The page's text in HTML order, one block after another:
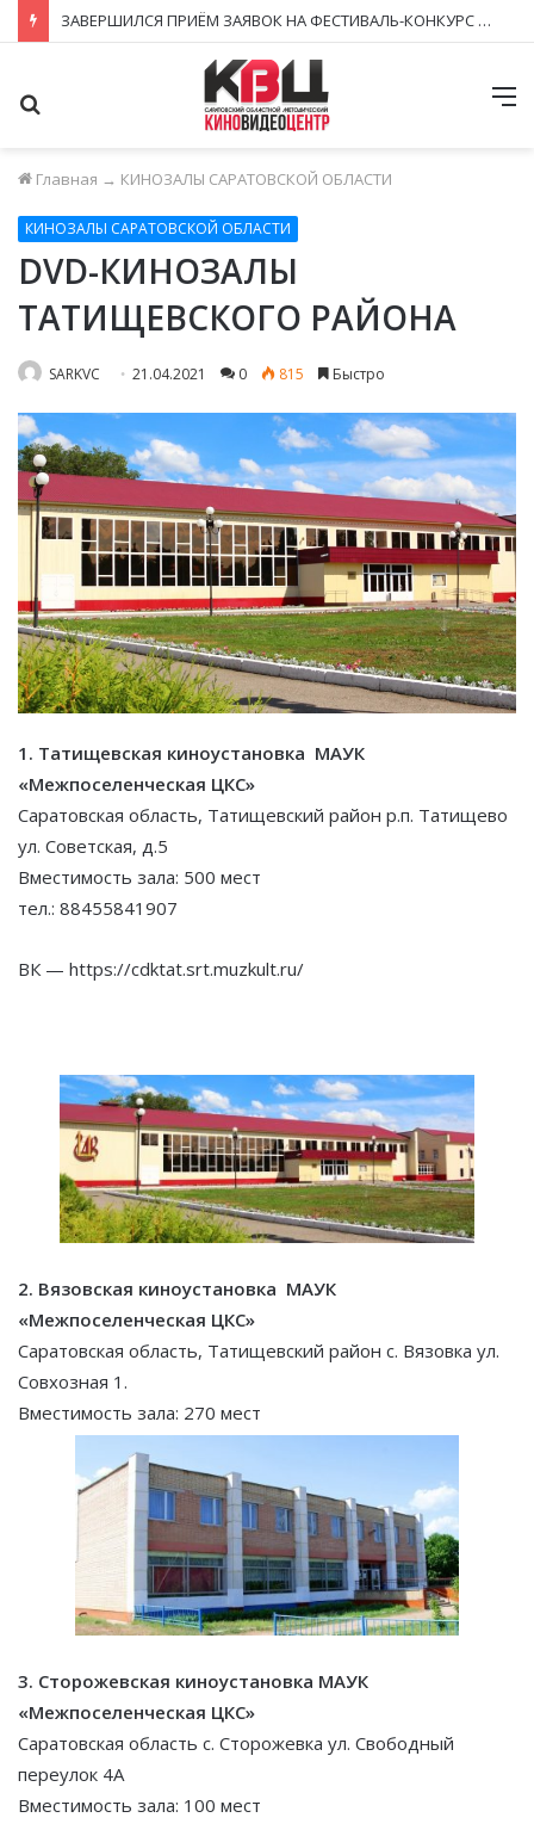
ЗАВЕРШИЛСЯ ПРИЁМ ЗАЯВОК НА ФЕСТИВАЛЬ-КОНКУРС «КИНОВЕРТИКАЛЬ 2026»
Главная → КИНОЗАЛЫ САРАТОВСКОЙ ОБЛАСТИ
КИНОЗАЛЫ САРАТОВСКОЙ ОБЛАСТИ
DVD-КИНОЗАЛЫ
ТАТИЩЕВСКОГО РАЙОНА
SARKVC 21.04.2021 0 815 Быстро
1. Татищевская киноустановка МАУК
«Межпоселенческая ЦКС»
Саратовская область, Татищевский район р.п. Татищево
ул. Советская, д.5
Вместимость зала: 500 мест
тел.: 88455841907
ВК — https://cdktat.srt.muzkult.ru/
2. Вязовская киноустановка МАУК
«Межпоселенческая ЦКС»
Саратовская область, Татищевский район с. Вязовка ул.
Совхозная 1.
Вместимость зала: 270 мест
3. Сторожевская киноустановка МАУК
«Межпоселенческая ЦКС»
Саратовская область с. Сторожевка ул. Свободный
переулок 4А
Вместимость зала: 100 мест